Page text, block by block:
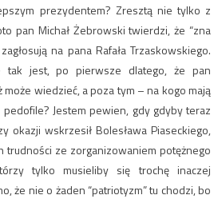
prezydentem? Zresztą nie tylko z
pan Michał Żebrowski twierdzi, że “zna
na pana Rafała Trzaskowskiego.
tak jest, po pierwsze dlatego, że pan
wiedzieć, a poza tym – na kogo mają
pedofile? Jestem pewien, gdy gdyby teraz
okazji wskrzesił Bolesława Piaseckiego,
trudności ze zorganizowaniem potężnego
tylko musieliby się trochę inaczej
że nie o żaden “patriotyzm” tu chodzi, bo